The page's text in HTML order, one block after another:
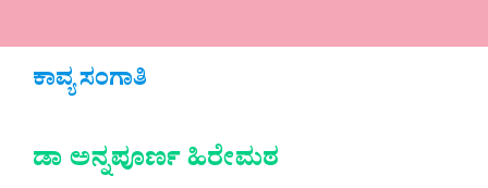
ಕಾವ್ಯ ಸಂಗಾತಿ
ಡಾ ಅನ್ನಪೂರ್ಣ ಹಿರೇಮಠ